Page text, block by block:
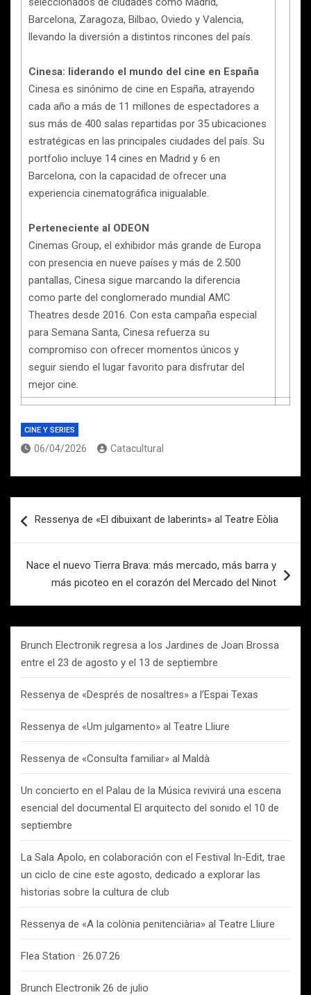
Barcelona, Zaragoza, Bilbao, Oviedo y Valencia,
llevando la diversión a distintos rincones del país.
Cinesa: liderando el mundo del cine en España
Cinesa es sinónimo de cine en España, atrayendo
cada año a más de 11 millones de espectadores a
sus más de 400 salas repartidas por 35 ubicaciones
estratégicas en las principales ciudades del país. Su
portfolio incluye 14 cines en Madrid y 6 en
Barcelona, con la capacidad de ofrecer una
experiencia cinematográfica inigualable.
Perteneciente al ODEON
Cinemas Group, el exhibidor más grande de Europa
con presencia en nueve países y más de 2.500
pantallas, Cinesa sigue marcando la diferencia
como parte del conglomerado mundial AMC
Theatres desde 2016. Con esta campaña especial
para Semana Santa, Cinesa refuerza su
compromiso con ofrecer momentos únicos y
seguir siendo el lugar favorito para disfrutar del
mejor cine.
CINE Y SERIES
06/04/2026 Catacultural
de
Ressenya de «El dibuixant de laberints» al Teatre Eòlia
Nace el nuevo Tierra Brava: más mercado, más barra y
más picoteo en el corazón del Mercado del Ninot
Brunch Electronik regresa a los Jardines de Joan Brossa
entre el 23 de agosto y el 13 de septiembre
Ressenya de «Després de nosaltres» a l’Espai Texas
Ressenya de «Um julgamento» al Teatre Lliure
Ressenya de «Consulta familiar» al Maldà
Un concierto en el Palau de la Música revivirá una escena
esencial del documental El arquitecto del sonido el 10 de
septiembre
La Sala Apolo, en colaboración con el Festival In-Edit, trae
un ciclo de cine este agosto, dedicado a explorar las
historias sobre la cultura de club
Ressenya de «A la colònia penitenciària» al Teatre Lliure
Flea Station · 26.07.26
Brunch Electronik 26 de julio